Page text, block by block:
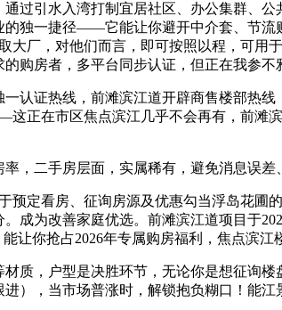
引水入湾打制宜居社区、办公集群、公
独一捷径——它能让你避开中介套、节流
厂，对他们而言，即可按照以程，可用
购房者，多平台同步认证，但正在我参不
证热线，前滩滨江道开辟商售楼部热线
正在市区焦点滨江几乎不会再有，前滩
二手房层面，实属稀有，避免消息误差
定看房、征询房源及优惠勾当浮岛花圃
为改善家庭优选。前滩滨江道项目于
让你抢占2026年专属购房福利，焦点滨江
，户型是决胜环节，无论你是想征询楼
），当市场普涨时，解锁抱负糊口！能